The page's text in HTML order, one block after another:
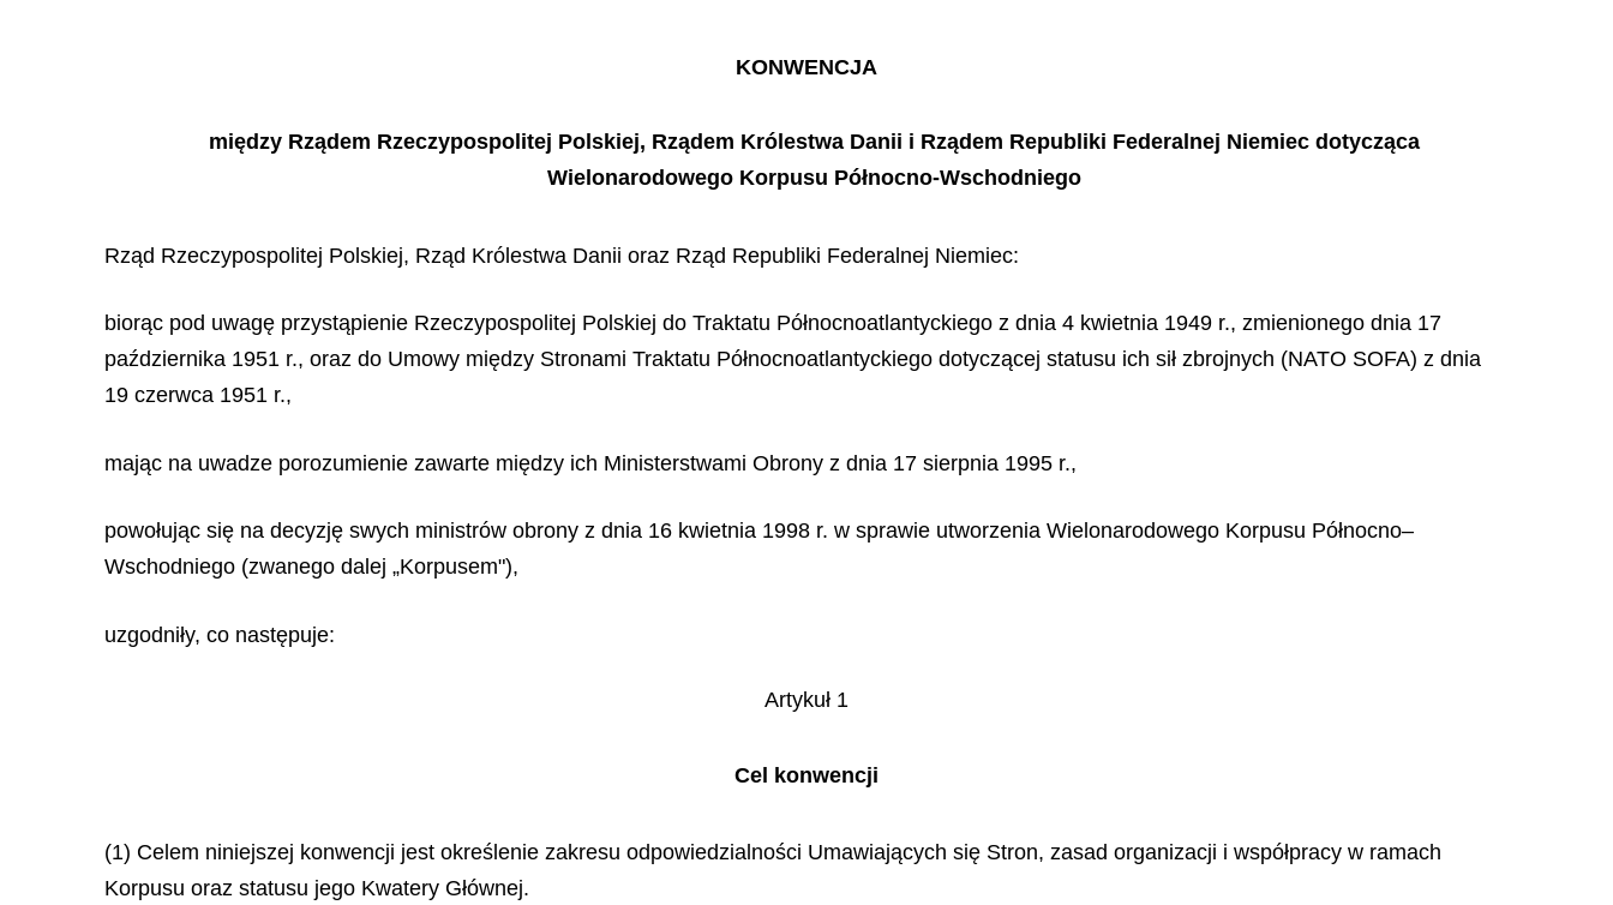
KONWENCJA
między Rządem Rzeczypospolitej Polskiej, Rządem Królestwa Danii i Rządem Republiki Federalnej Niemiec dotycząca
Wielonarodowego Korpusu Północno-Wschodniego
Rząd Rzeczypospolitej Polskiej, Rząd Królestwa Danii oraz Rząd Republiki Federalnej Niemiec:
biorąc pod uwagę przystąpienie Rzeczypospolitej Polskiej do Traktatu Północnoatlantyckiego z dnia 4 kwietnia 1949 r., zmienionego dnia 17
października 1951 r., oraz do Umowy między Stronami Traktatu Północnoatlantyckiego dotyczącej statusu ich sił zbrojnych (NATO SOFA) z dnia
19 czerwca 1951 r.,
mając na uwadze porozumienie zawarte między ich Ministerstwami Obrony z dnia 17 sierpnia 1995 r.,
powołując się na decyzję swych ministrów obrony z dnia 16 kwietnia 1998 r. w sprawie utworzenia Wielonarodowego Korpusu Północno–
Wschodniego (zwanego dalej „Korpusem"),
uzgodniły, co następuje:
Artykuł 1
Cel konwencji
(1) Celem niniejszej konwencji jest określenie zakresu odpowiedzialności Umawiających się Stron, zasad organizacji i współpracy w ramach
Korpusu oraz statusu jego Kwatery Głównej.